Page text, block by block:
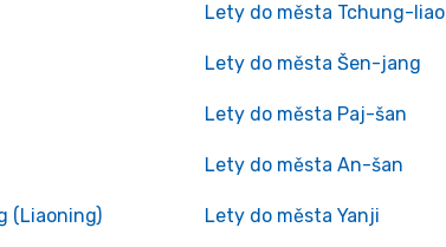
Lety do města Tchung-liao
Lety do města Šen-jang
Lety do města Paj-šan
Lety do města An-šan
(Liaoning) Lety do města Yanji